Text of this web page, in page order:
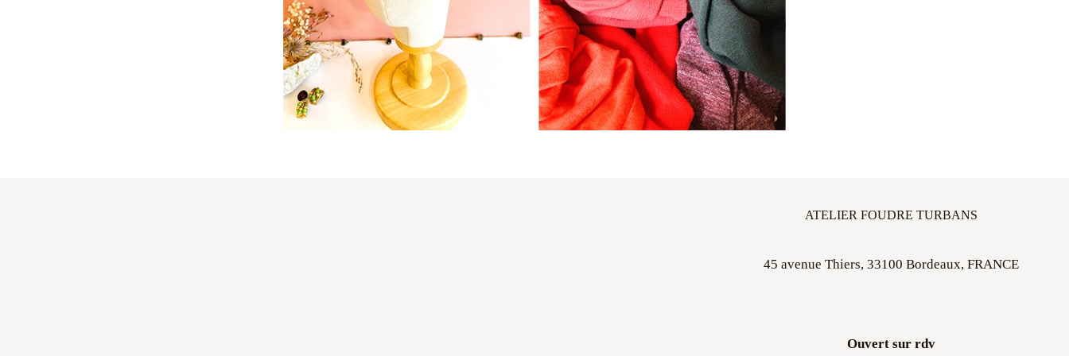
ATELIER FOUDRE TURBANS
45 avenue Thiers, 33100 Bordeaux, FRANCE
Ouvert sur rdv